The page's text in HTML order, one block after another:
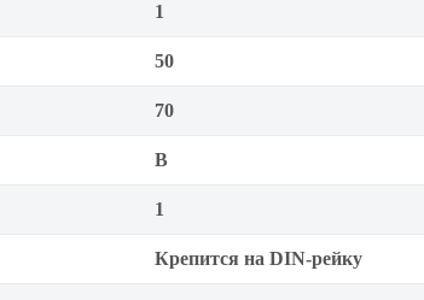
1
50
70
B
1
Крепится на DIN-рейку